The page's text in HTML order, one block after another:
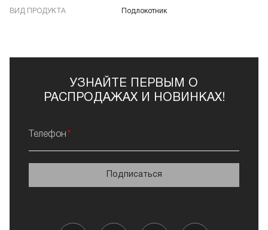
ВИД ПРОДУКТА Подлокотник
УЗНАЙТЕ ПЕРВЫМ О
РАСПРОДАЖАХ И НОВИНКАХ!
Телефон
Подписаться